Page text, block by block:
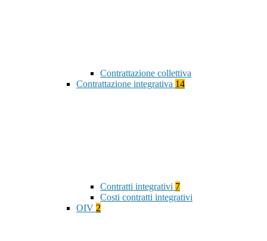
Contrattazione collettiva
Contrattazione integrativa 14
Contratti integrativi 7
Costi contratti integrativi
OIV 2